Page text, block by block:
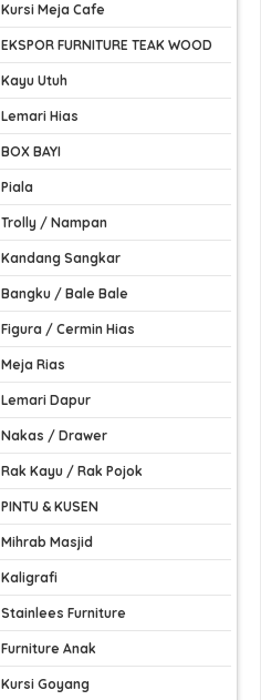
Kursi Meja Cafe
EKSPOR FURNITURE TEAK WOOD
Kayu Utuh
Lemari Hias
BOX BAYI
Piala
Trolly / Nampan
Kandang Sangkar
Bangku / Bale Bale
Figura / Cermin Hias
Meja Rias
Lemari Dapur
Nakas / Drawer
Rak Kayu / Rak Pojok
PINTU & KUSEN
Mihrab Masjid
Kaligrafi
Stainlees Furniture
Furniture Anak
Kursi Goyang